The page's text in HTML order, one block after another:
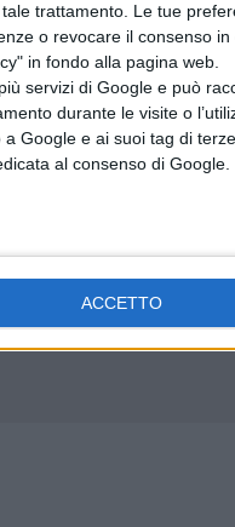
trattamento. Le tue
o revocare il consenso in
in fondo alla pagina web.
servizi di Google e può
durante le visite o
Google e ai suoi tag di
al consenso di Google.
ACCETTO
al 9 novembre